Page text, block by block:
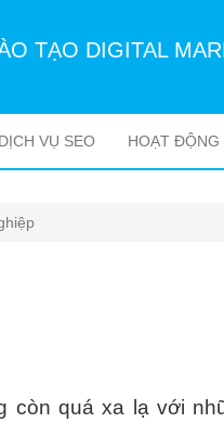
TẠO DIGITAL
DỊCH VỤ SEO HOẠT
còn quá xa lạ với